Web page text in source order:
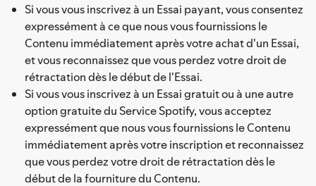
Si vous vous inscrivez à un Essai payant, vous consentez
expressément à ce que nous vous fournissions le
Contenu immédiatement après votre achat d'un Essai,
et vous reconnaissez que vous perdez votre droit de
rétractation dès le début de l'Essai.
Si vous vous inscrivez à un Essai gratuit ou à une autre
option gratuite du Service Spotify, vous acceptez
expressément que nous vous fournissions le Contenu
immédiatement après votre inscription et reconnaissez
que vous perdez votre droit de rétractation dès le
début de la fourniture du Contenu.